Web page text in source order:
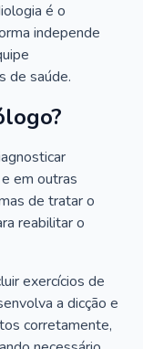
é o
independe
de saúde.
em outras
de tratar o
reabilitar o
exercícios de
a dicção e
corretamente,